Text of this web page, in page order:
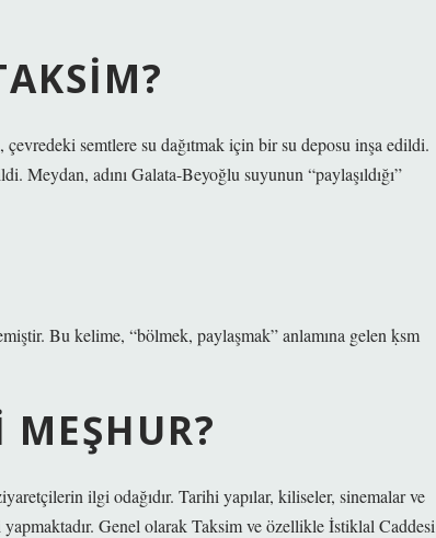
semtlere su dağıtmak için bir su deposu inşa edildi.
Meydan, adını Galata-Beyoğlu suyunun “paylaşıldığı”
ilgi odağıdır. Tarihi yapılar, kiliseler, sinemalar ve
Genel olarak Taksim ve özellikle İstiklal